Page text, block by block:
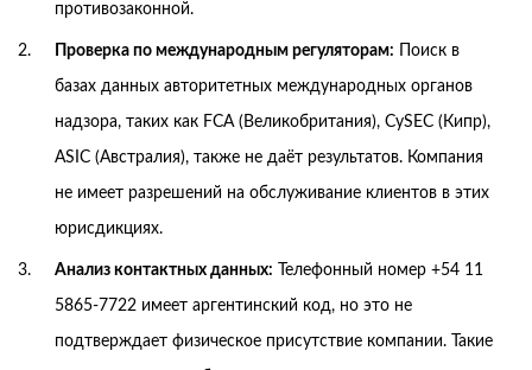
противозаконной.
Проверка по международным регуляторам: Поиск в
базах данных авторитетных международных органов
надзора, таких как FCA (Великобритания), CySEC (Кипр),
ASIC (Австралия), также не даёт результатов. Компания
не имеет разрешений на обслуживание клиентов в этих
юрисдикциях.
Анализ контактных данных: Телефонный номер +54 11
5865-7722 имеет аргентинский код, но это не
подтверждает физическое присутствие компании. Такие